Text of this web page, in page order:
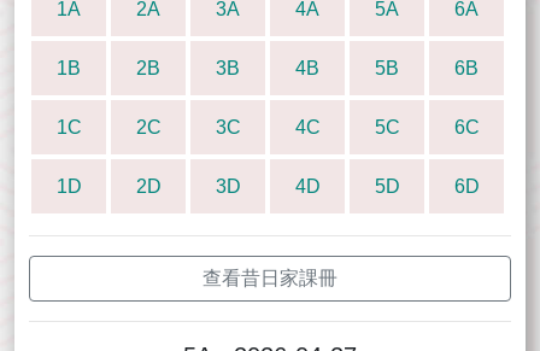
1A 2A 3A 4A 5A 6A
1B 2B 3B 4B 5B 6B
1C 2C 3C 4C 5C 6C
1D 2D 3D 4D 5D 6D
查看昔日家課冊